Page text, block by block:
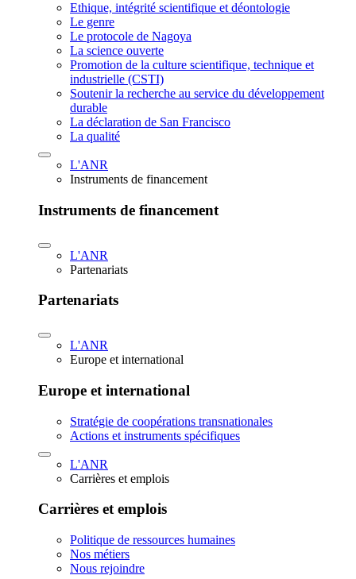
Ethique, intégrité scientifique et déontologie
Le genre
Le protocole de Nagoya
La science ouverte
Promotion de la culture scientifique, technique et
industrielle (CSTI)
Soutenir la recherche au service du développement
durable
La déclaration de San Francisco
La qualité
L'ANR
Instruments de financement
Instruments de financement
L'ANR
Partenariats
Partenariats
L'ANR
Europe et international
Europe et international
Stratégie de coopérations transnationales
Actions et instruments spécifiques
L'ANR
Carrières et emplois
Carrières et emplois
Politique de ressources humaines
Nos métiers
Nous rejoindre